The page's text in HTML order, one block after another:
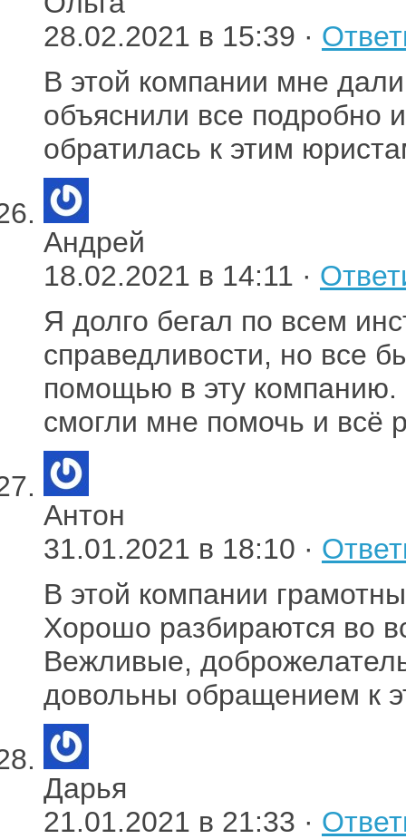
28.02.2021 в 15:39 ·
В этой компании мне
объяснили все подробно
обратилась к этим
Андрей
18.02.2021 в 14:11 ·
Я долго бегал по всем
справедливости, но все
помощью в эту
смогли мне помочь и всё
Антон
31.01.2021 в 18:10 ·
В этой компании
Хорошо разбираются во
Вежливые,
довольны обращением к
Дарья
21.01.2021 в 21:33 ·